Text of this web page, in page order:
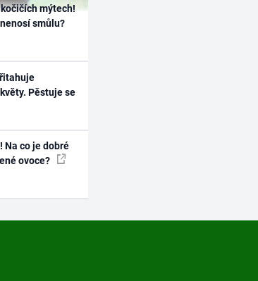
mýtech!
smůlu?
Pěstuje se
Na co je dobré
ovoce?